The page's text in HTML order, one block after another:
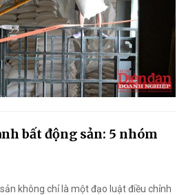
bất động sản: 5 nhóm
không chỉ là một đạo luật điều chỉnh